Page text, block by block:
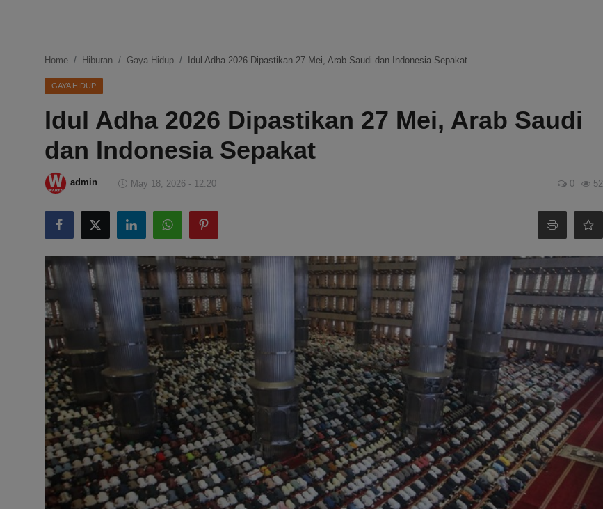
Ekonomi
Internasional
Teknologi
Hiburan
Kesehatan
Home Hiburan Gaya Hidup Idul Adha 2026 Dipastikan 27 Mei, Arab Saudi dan Indonesia Sepakat
GAYA HIDUP
Idul Adha 2026 Dipastikan 27 Mei, Arab Saudi
dan Indonesia Sepakat
admin May 18, 2026 - 12:20 0 52